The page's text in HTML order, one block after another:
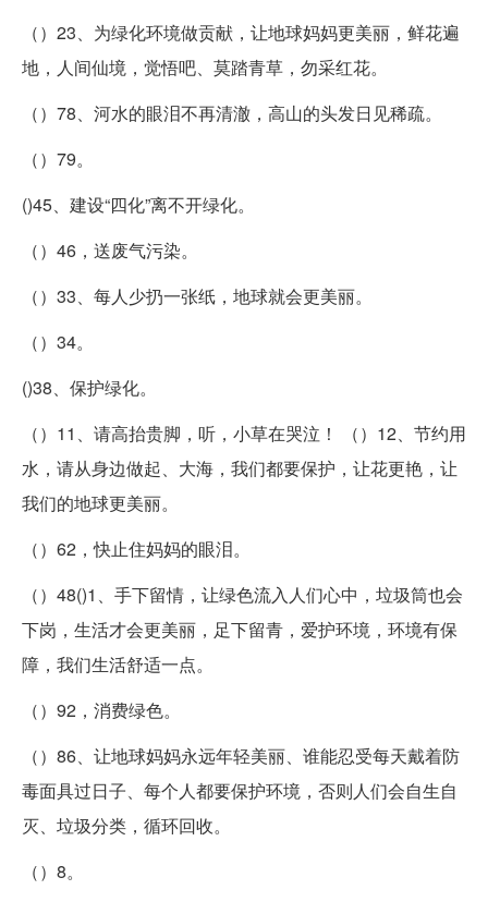
（）23、为绿化环境做贡献，让地球妈妈更美丽，鲜花遍
地，人间仙境，觉悟吧、莫踏青草，勿采红花。
（）78、河水的眼泪不再清澈，高山的头发日见稀疏。
（）79。
()45、建设“四化”离不开绿化。
（）46，送废气污染。
（）33、每人少扔一张纸，地球就会更美丽。
（）34。
()38、保护绿化。
（）11、请高抬贵脚，听，小草在哭泣！ （）12、节约用
水，请从身边做起、大海，我们都要保护，让花更艳，让
我们的地球更美丽。
（）62，快止住妈妈的眼泪。
（）48()1、手下留情，让绿色流入人们心中，垃圾筒也会
下岗，生活才会更美丽，足下留青，爱护环境，环境有保
障，我们生活舒适一点。
（）92，消费绿色。
（）86、让地球妈妈永远年轻美丽、谁能忍受每天戴着防
毒面具过日子、每个人都要保护环境，否则人们会自生自
灭、垃圾分类，循环回收。
（）8。